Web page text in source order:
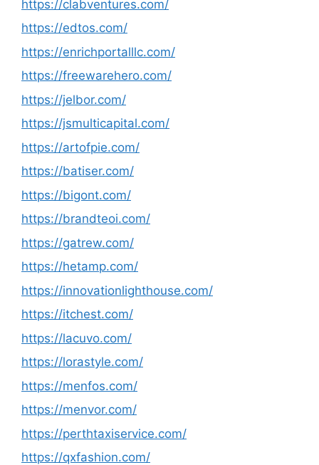
https://clabventures.com/
https://edtos.com/
https://enrichportalllc.com/
https://freewarehero.com/
https://jelbor.com/
https://jsmulticapital.com/
https://artofpie.com/
https://batiser.com/
https://bigont.com/
https://brandteoi.com/
https://gatrew.com/
https://hetamp.com/
https://innovationlighthouse.com/
https://itchest.com/
https://lacuvo.com/
https://lorastyle.com/
https://menfos.com/
https://menvor.com/
https://perthtaxiservice.com/
https://qxfashion.com/